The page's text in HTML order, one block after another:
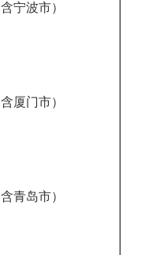
宁波市）
厦门市）
青岛市）